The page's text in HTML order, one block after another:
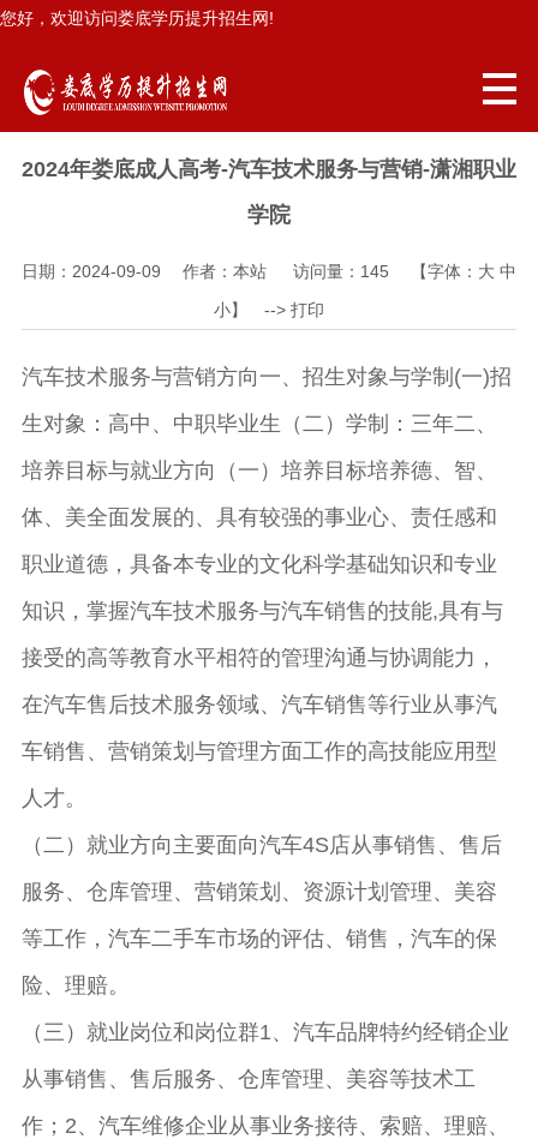
您好，欢迎访问娄底学历提升招生网!
2024年娄底成人高考-汽车技术服务与营销-潇湘职业
学院
日期：2024-09-09 作者：本站 访问量： 145 【字体： 大 中
小】 --> 打印
汽车技术服务与营销方向一、招生对象与学制(一)招
生对象：高中、中职毕业生（二）学制：三年二、
培养目标与就业方向（一）培养目标培养德、智、
体、美全面发展的、具有较强的事业心、责任感和
职业道德，具备本专业的文化科学基础知识和专业
知识，掌握汽车技术服务与汽车销售的技能,具有与
接受的高等教育水平相符的管理沟通与协调能力，
在汽车售后技术服务领域、汽车销售等行业从事汽
车销售、营销策划与管理方面工作的高技能应用型
人才。
（二）就业方向主要面向汽车4S店从事销售、售后
服务、仓库管理、营销策划、资源计划管理、美容
等工作，汽车二手车市场的评估、销售，汽车的保
险、理赔。
（三）就业岗位和岗位群1、汽车品牌特约经销企业
从事销售、售后服务、仓库管理、美容等技术工
作；2、汽车维修企业从事业务接待、索赔、理赔、